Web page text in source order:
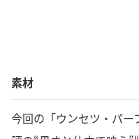
素材
今回の「ウンセツ・パ